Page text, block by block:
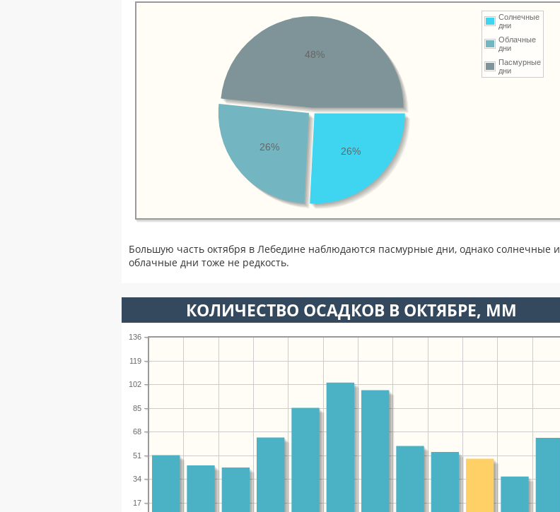
Солнечные
дни
Облачные
дни
Пасмурные
дни
26%
26%
48%
Большую часть октября в Лебедине наблюдаются пасмурные дни, однако солнечные и
облачные дни тоже не редкость.
КОЛИЧЕСТВО ОСАДКОВ В ОКТЯБРЕ, ММ
17
34
51
68
85
102
119
136